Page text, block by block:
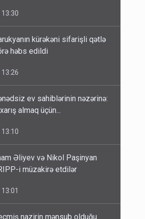
13:30
kürəkəni sifarişli qətlə
həbs edildi
13:26
ev sahiblərinin nəzərinə:
almaq üçün...
13:10
Əliyev və Nikol Paşinyan
i müzakirə etdilər
13:01
nazirin mənsub olduğu